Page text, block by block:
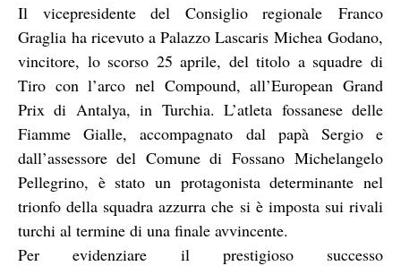
Il vicepresidente del Consiglio regionale Franco
Graglia ha ricevuto a Palazzo Lascaris Michea Godano,
vincitore, lo scorso 25 aprile, del titolo a squadre di
Tiro con l’arco nel Compound, all’European Grand
Prix di Antalya, in Turchia. L’atleta fossanese delle
Fiamme Gialle, accompagnato dal papà Sergio e
dall’assessore del Comune di Fossano Michelangelo
Pellegrino, è stato un protagonista determinante nel
trionfo della squadra azzurra che si è imposta sui rivali
turchi al termine di una finale avvincente.
Per evidenziare il prestigioso successo